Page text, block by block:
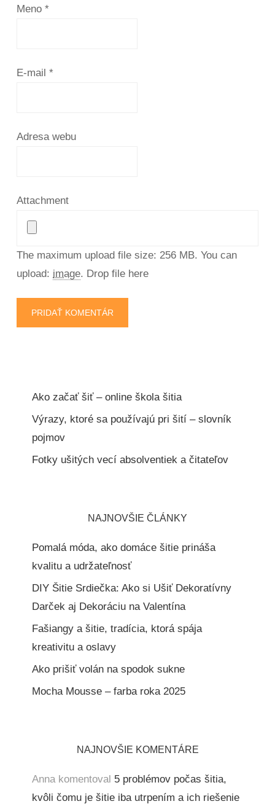
Meno*
E-mail*
Adresa webu
Attachment
The maximum upload file size: 256 MB.You can
upload: image. Drop file here
Ako začať šiť – online škola šitia
Výrazy, ktoré sa používajú pri šití – slovník
pojmov
Fotky ušitých vecí absolventiek a čitateľov
NAJNOVŠIE ČLÁNKY
Pomalá móda, ako domáce šitie prináša
kvalitu a udržateľnosť
DIY Šitie Srdiečka: Ako si Ušiť Dekoratívny
Darček aj Dekoráciu na Valentína
Fašiangy a šitie, tradícia, ktorá spája
kreativitu a oslavy
Ako prišiť volán na spodok sukne
Mocha Mousse – farba roka 2025
NAJNOVŠIE KOMENTÁRE
Anna komentoval 5 problémov počas šitia,
kvôli čomu je šitie iba utrpením a ich riešenie